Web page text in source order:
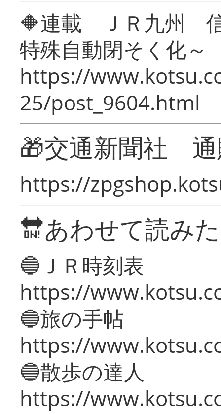
🔶連載 ＪＲ九州 信
特殊自動閉そく化～
https://
25/post_9604.html
🎁交通新聞社
https://
🔛あわせて読み
🔵ＪＲ時刻表
https://
🔵旅の手帖
https://
🔵散歩の達人
https://